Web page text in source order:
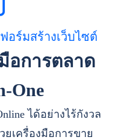
ฟอร์มสร้างเว็บไซต์
อการตลาด
One
ได้อย่างไร้กังวล
ยเครื่องมือการขาย